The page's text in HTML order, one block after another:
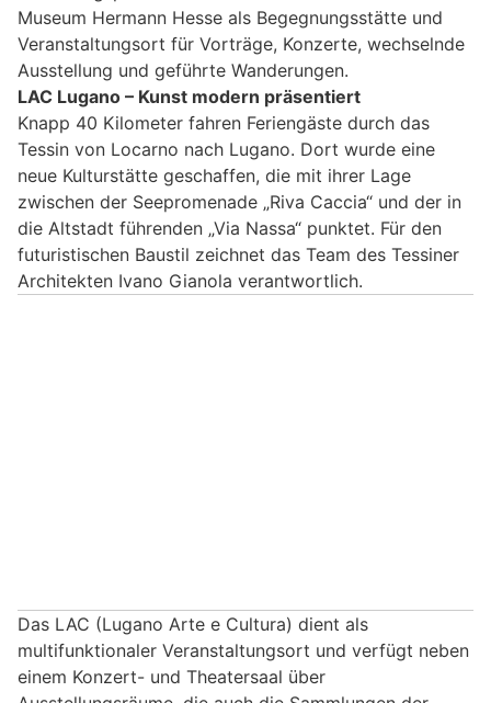
Museum Hermann Hesse als Begegnungsstätte und
Veranstaltungsort für Vorträge, Konzerte, wechselnde
Ausstellung und geführte Wanderungen.
LAC Lugano – Kunst modern präsentiert
Knapp 40 Kilometer fahren Feriengäste durch das
Tessin von Locarno nach Lugano. Dort wurde eine
neue Kulturstätte geschaffen, die mit ihrer Lage
zwischen der Seepromenade „Riva Caccia“ und der in
die Altstadt führenden „Via Nassa“ punktet. Für den
futuristischen Baustil zeichnet das Team des Tessiner
Architekten Ivano Gianola verantwortlich.
Das LAC (Lugano Arte e Cultura) dient als
multifunktionaler Veranstaltungsort und verfügt neben
einem Konzert- und Theatersaal über